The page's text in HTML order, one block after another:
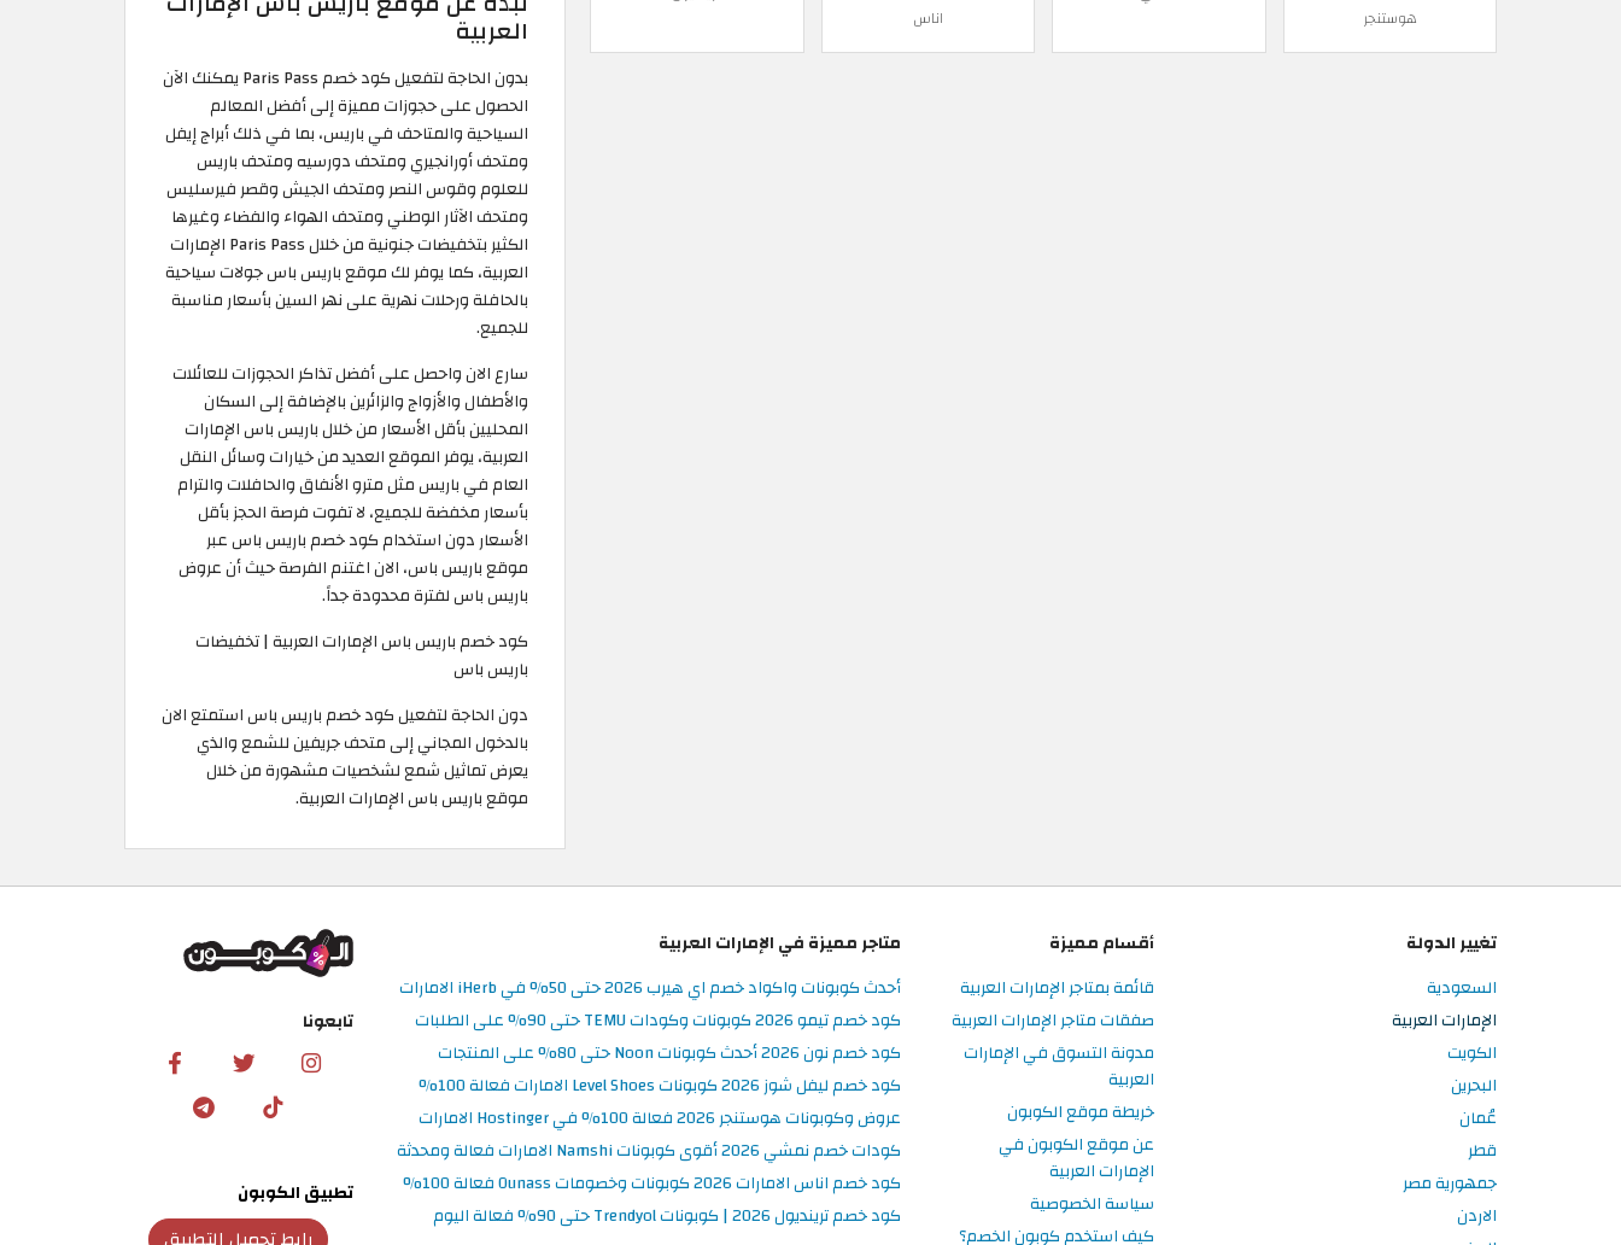
هوستنجر اناس العربية
بدون الحاجة لتفعيل كود خصم Paris Pass يمكنك الآن
الحصول على حجوزات مميزة إلى أفضل المعالم
السياحية والمتاحف في باريس، بما في ذلك أبراج إيفل
ومتحف أورانجيري ومتحف دورسيه ومتحف باريس
للعلوم وقوس النصر ومتحف الجيش وقصر فيرسليس
ومتحف الآثار الوطني ومتحف الهواء والفضاء وغيرها
الكثير بتخفيضات جنونية من خلال Paris Pass الإمارات
العربية، كما يوفر لك موقع باريس باس جولات سياحية
بالحافلة ورحلات نهرية على نهر السين بأسعار مناسبة
للجميع.
سارع الان واحصل على أفضل تذاكر الحجوزات للعائلات
والأطفال والأزواج والزائرين بالإضافة إلى السكان
المحليين بأقل الأسعار من خلال باريس باس الإمارات
العربية، يوفر الموقع العديد من خيارات وسائل النقل
العام في باريس مثل مترو الأنفاق والحافلات والترام
بأسعار مخفضة للجميع، لا تفوت فرصة الحجز بأقل
الأسعار دون استخدام كود خصم باريس باس عبر
موقع باريس باس، الان اغتنم الفرصة حيث أن عروض
باريس باس لفترة محدودة جداً. ​
كود خصم باريس باس الإمارات العربية | تخفيضات
باريس باس
دون الحاجة لتفعيل كود خصم باريس باس استمتع الان
بالدخول المجاني إلى متحف جريفين للشمع والذي
يعرض تماثيل شمع لشخصيات مشهورة من خلال
موقع باريس باس الإمارات العربية.
تغيير الدولة
السعودية
الإمارات العربية
الكويت
البحرين
عُمان
قطر
جمهورية مصر
الاردن
أقسام مميزة
قائمة بمتاجر الإمارات العربية
صفقات متاجر الإمارات العربية
مدونة التسوق في الإمارات
العربية
خريطة موقع الكوبون
عن موقع الكوبون في
الإمارات العربية
سياسة الخصوصية
كيف استخدم كوبون الخصم؟
متاجر مميزة في الإمارات العربية
أحدث كوبونات واكواد خصم اي هيرب 2026 حتى 50% في iHerb الامارات
كود خصم تيمو 2026 كوبونات وكودات TEMU حتى 90% على الطلبات
كود خصم نون 2026 أحدث كوبونات Noon حتى 80% على المنتجات
كود خصم ليفل شوز 2026 كوبونات Level Shoes الامارات فعالة 100%
عروض وكوبونات هوستنجر 2026 فعالة 100% في Hostinger الامارات
كودات خصم نمشي 2026 أقوى كوبونات Namshi الامارات فعالة ومحدثة
كود خصم اناس الامارات 2026 كوبونات وخصومات Ounass فعالة 100%
كود خصم ترينديول 2026 | كوبونات Trendyol حتى 90% فعالة اليوم
تابعونا
تطبيق الكوبون